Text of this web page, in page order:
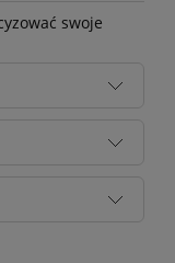
swoje